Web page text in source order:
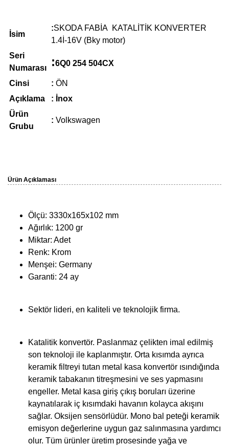
İsim
:SKODA FABİA KATALİTİK KONVERTER
1.4İ-16V (Bky motor)
Seri
Numarası
:6Q0 254 504CX
Cinsi : ÖN
Açıklama
: İnox
Ürün
Grubu
: Volkswagen
Ürün Açıklaması
Ölçü: 3330x165x102 mm
Ağırlık: 1200 gr
Miktar: Adet
Renk: Krom
Menşei: Germany
Garanti: 24 ay
Sektör lideri, en kaliteli ve teknolojik firma.
Katalitik konvertör. Paslanmaz çelikten imal edilmiş
son teknoloji ile kaplanmıştır. Orta kısımda ayrıca
keramik filtreyi tutan metal kasa konvertör ısındığında
keramik tabakanın titreşmesini ve ses yapmasını
engeller. Metal kasa giriş çıkış boruları üzerine
kaynatılarak iç kısımdaki havanın kolayca akışını
sağlar. Oksijen sensörlüdür. Mono bal peteği keramik
emisyon değerlerine uygun gaz salınmasına yardımcı
olur. Tüm ürünler üretim prosesinde yağa ve